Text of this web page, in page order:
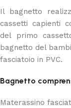
Il bagnetto
cassetti capienti
del primo
bagnetto del
fasciatoio in PVC.
Bagnetto
Materassino